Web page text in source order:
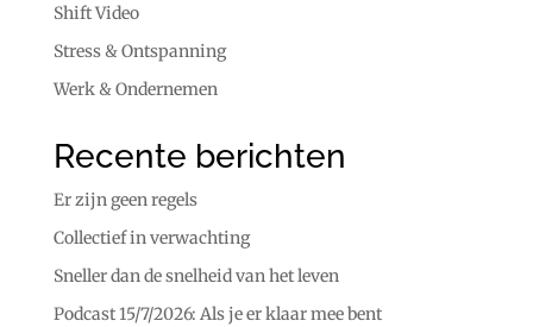
Shift Video
Stress & Ontspanning
Werk & Ondernemen
Recente berichten
Er zijn geen regels
Collectief in verwachting
Sneller dan de snelheid van het leven
Podcast 15/7/2026: Als je er klaar mee bent